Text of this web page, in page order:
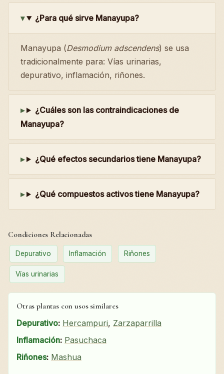
¿Para qué sirve Manayupa?
Manayupa (Desmodium adscendens) se usa
tradicionalmente para: Vías urinarias,
depurativo, inflamación, riñones.
¿Cuáles son las contraindicaciones de
Manayupa?
¿Qué efectos secundarios tiene Manayupa?
¿Qué compuestos activos tiene Manayupa?
Condiciones Relacionadas
Depurativo Inflamación Riñones
Vías urinarias
Otras plantas con usos similares
Depurativo: Hercampuri, Zarzaparrilla
Inflamación: Pasuchaca
Riñones: Mashua